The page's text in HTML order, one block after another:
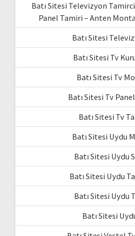
Batı Sitesi Televizyon
Panel Tamiri – Anten
Batı Sitesi
Batı Sitesi Tv
Batı Sitesi Tv
Batı Sitesi Tv
Batı Sitesi Tv
Batı Sitesi Uydu
Batı Sitesi Uydu
Batı Sitesi Uydu
Batı Sitesi Uydu
Batı Sitesi